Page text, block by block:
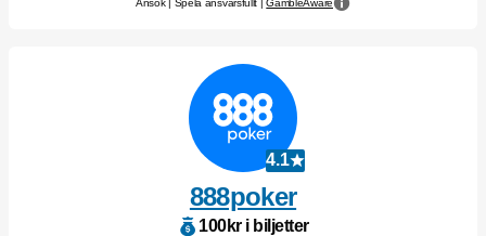
Ansök | Spela ansvarsfullt |GambleAware
4.1
888poker
100kr i biljetter